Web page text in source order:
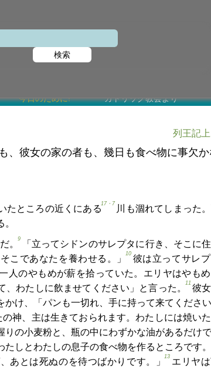
検索
今日のために! カトリック教会より
列王記
、彼女の家の者も、幾日も食べ物に事欠か
たところの近くにある
17・7
川も涸れてしまった
。
9
「立ってシドンのサレプタに行き、そこに
こであなたを養わせる。」
10
彼は立ってサレ
人のやもめが薪を拾っていた。エリヤはやも
、わたしに飲ませてください」と言った。
11
彼
かけ、「パンも一切れ、手に持って来てくださ
神、主は生きておられます。わたしには焼い
りの小麦粉と、瓶の中にわずかな油があるだけ
たしとわたしの息子の食べ物を作るところです
あとは死ぬのを待つばかりです。」
13
エリヤは